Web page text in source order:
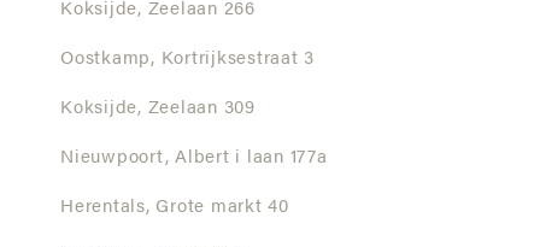
Koksijde, Zeelaan 266
Oostkamp, Kortrijksestraat 3
Koksijde, Zeelaan 309
Nieuwpoort, Albert i laan 177a
Herentals, Grote markt 40